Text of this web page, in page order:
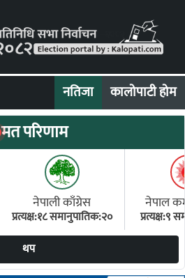
नतिजा कालोपाटी होम
मत परिणाम
नेपाली काँग्रेस
प्रत्यक्ष:१८ समानुपातिक:२०
नेपाल
प्रत्यक्ष:९
थप